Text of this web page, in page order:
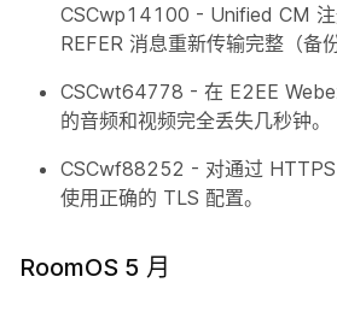
CSCwp14100 - Unified CM 注
REFER 消息重新传输完整（备
CSCwt64778 - 在 E2EE
的音频和视频完全丢失几秒钟。
CSCwf88252 - 对通过 HTTPS
使用正确的 TLS 配置。
RoomOS 5 月